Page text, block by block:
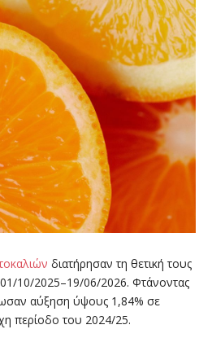
διατήρησαν τη θετική τους
10/2025–19/06/2026. Φτάνοντας
αύξηση ύψους 1,84% σε
περίοδο του 2024/25.